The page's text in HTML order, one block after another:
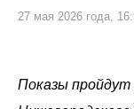
27 мая 2026 года,
Показы пройдут